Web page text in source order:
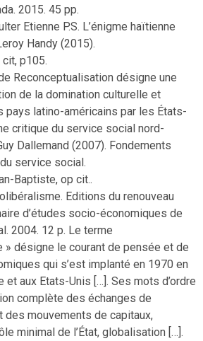
2015. 45 pp.
Etienne P.S. L’énigme haïtienne
Handy (2015).
cit, p105.
Reconceptualisation désigne une
de la domination culturelle et
pays latino-américains par les États-
critique du service social nord-
Dallemand (2007). Fondements
service social.
Baptiste, op cit..
Editions du renouveau
d’études socio-économiques de
2004. 12 p. Le terme
» désigne le courant de pensée et de
qui s’est implanté en 1970 en
et aux Etats-Unis […]. Ses mots d’ordre
complète des échanges de
des mouvements de capitaux,
minimal de l’État, globalisation […].